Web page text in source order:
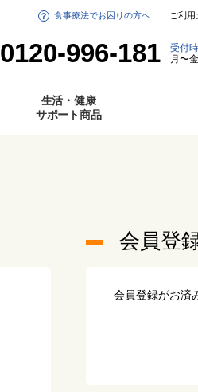
0120-996-181
受付
月〜
食事療法でお困りの方へ ご利用
生活・健康
サポート商品
会員登
会員登録がお済